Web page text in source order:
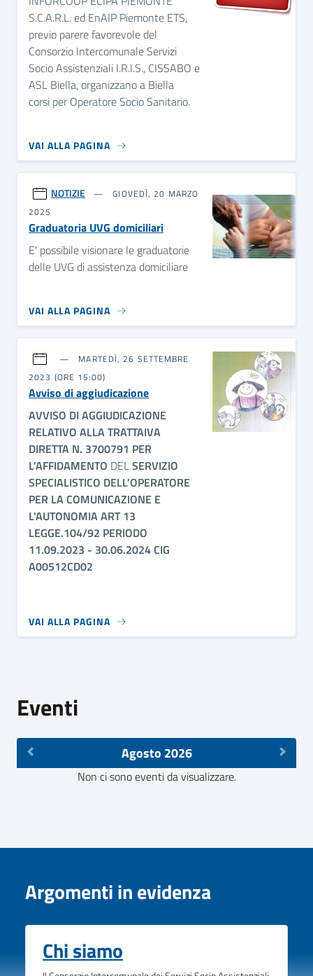
S.C.A.R.L. ed EnAIP Piemonte ETS,
previo parere favorevole del
Consorzio Intercomunale Servizi
Socio Assistenziali I.R.I.S., CISSABO e
ASL Biella, organizzano a Biella
corsi per Operatore Socio Sanitario.
VAI ALLA PAGINA
NOTIZIE
GIOVEDÌ, 20 MARZO
2025
Graduatoria UVG domiciliari
E' possibile visionare le graduatorie
delle UVG di assistenza domiciliare
VAI ALLA PAGINA
MARTEDÌ, 26 SETTEMBRE
2023 (ORE 15:00)
Avviso di aggiudicazione
AVVISO DI AGGIUDICAZIONE
RELATIVO ALLA TRATTAIVA
DIRETTA N. 3700791 PER
L’AFFIDAMENTO DELSERVIZIO
SPECIALISTICO DELL’OPERATORE
PER LA COMUNICAZIONE E
L'AUTONOMIA ART 13
LEGGE.104/92 PERIODO
11.09.2023 - 30.06.2024 CIG
A00512CD02
VAI ALLA PAGINA
Eventi
Agosto 2026
Non ci sono eventi da visualizzare.
Argomenti in evidenza
Chi siamo